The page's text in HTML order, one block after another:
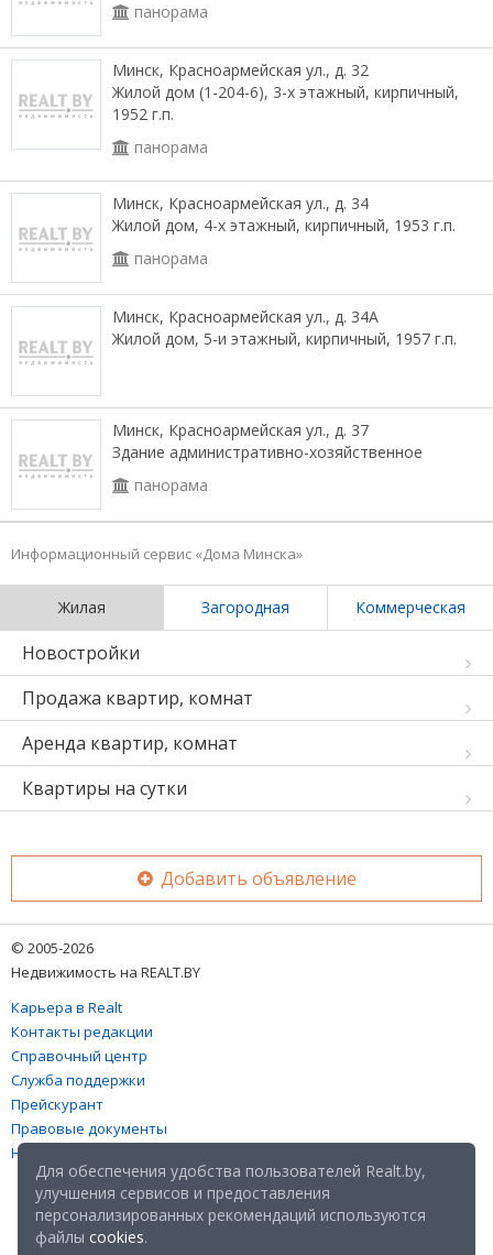
панорама
Минск, Красноармейская ул., д. 32
Жилой дом (1-204-6), 3-х этажный, кирпичный,
1952 г.п.
панорама
Минск, Красноармейская ул., д. 34
Жилой дом, 4-х этажный, кирпичный, 1953 г.п.
панорама
Минск, Красноармейская ул., д. 34А
Жилой дом, 5-и этажный, кирпичный, 1957 г.п.
Минск, Красноармейская ул., д. 37
Здание административно-хозяйственное
панорама
Информационный сервис «Дома Минска»
Жилая Загородная Коммерческая
Новостройки
Продажа квартир, комнат
Аренда квартир, комнат
Квартиры на сутки
Добавить объявление
© 2005-2026
Недвижимость на REALT.BY
Карьера в Realt
Контакты редакции
Справочный центр
Служба поддержки
Прейскурант
Правовые документы
Настройка файлов cookies
Для обеспечения удобства пользователей Realt.by,
улучшения сервисов и предоставления
персонализированных рекомендаций используются
файлы cookies.